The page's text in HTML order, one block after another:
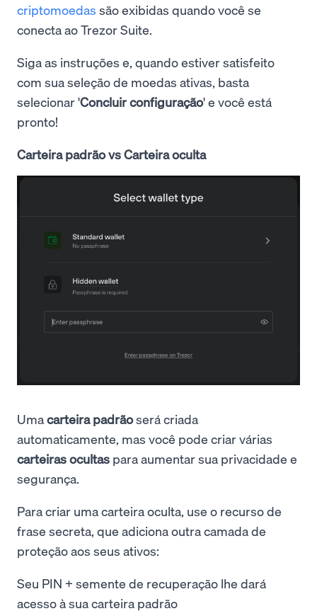
criptomoedas são exibidas quando você se
conecta ao Trezor Suite.
Siga as instruções e, quando estiver satisfeito
com sua seleção de moedas ativas, basta
selecionar 'Concluir configuração' e você está
pronto!
Carteira padrão vs Carteira oculta
Umacarteira padrãoserá criada
automaticamente, mas você pode criar várias
carteiras ocultas para aumentar sua privacidade e
segurança.
Para criar uma carteira oculta, use o recurso de
frase secreta, que adiciona outra camada de
proteção aos seus ativos:
Seu PIN + semente de recuperação lhe dará
acesso à sua carteira padrão